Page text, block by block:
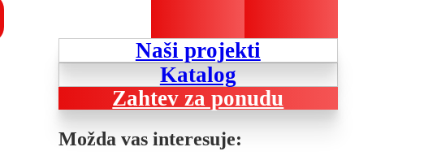
Naši projekti
Katalog
Zahtev za ponudu
Možda vas interesuje: